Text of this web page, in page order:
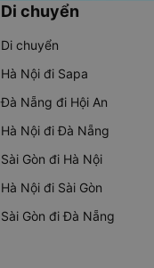
Di chuyển
Di chuyển
Hà Nội đi Sapa
Đà Nẵng đi Hội An
Hà Nội đi Đà Nẵng
Sài Gòn đi Hà Nội
Hà Nội đi Sài Gòn
Sài Gòn đi Đà Nẵng